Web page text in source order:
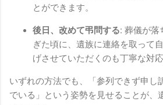
とができます。
後日、改めて弔問する: 葬儀が落
ぎた頃に、遺族に連絡を取って
げさせていただくのも丁寧な対応
いずれの方法でも、「参列できず申し
でいる」という姿勢を見せることが、